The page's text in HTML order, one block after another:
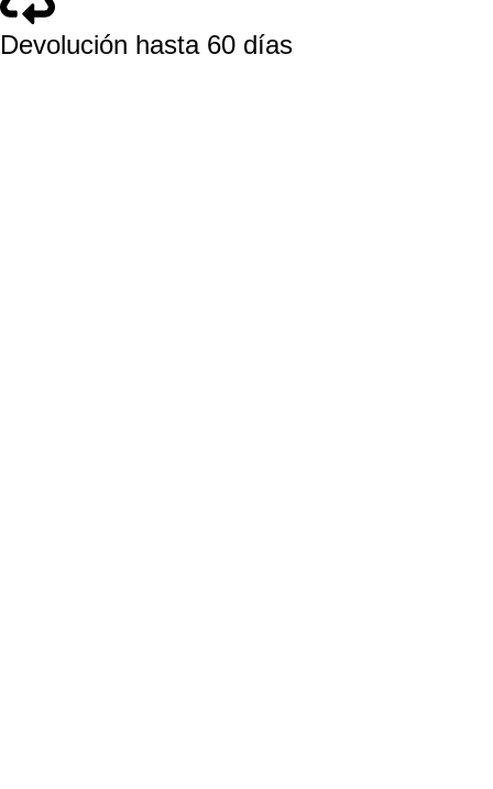
Devolución hasta 60 días